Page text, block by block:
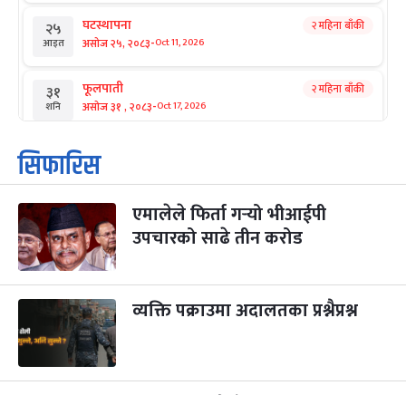
२५
आइत
घटस्थापना
असोज २५, २०८३-Oct 11, 2026
२ महिना बाँकी
३१
शनि
फूलपाती
असोज ३१ , २०८३-Oct 17, 2026
२ महिना बाँकी
१
आइत
कार्तिक सङ्क्रान्ति
कार्तिक १, २०८३
३
मंगल
महानवमी
कार्तिक ३, २०८३-Oct 20, 2026
२ महिना बाँकी
४
बुध कार्तिक ४, २०८३ -Oct 21, 2026
५ पापा‌ङ्कुशा एकादशी व्रत
कार्तिक ५, २०८३
सिफारिस
एमालेले फिर्ता गर्‍यो भीआईपी
उपचारको साढे तीन करोड
व्यक्ति पक्राउमा अदालतका प्रश्नैप्रश्न